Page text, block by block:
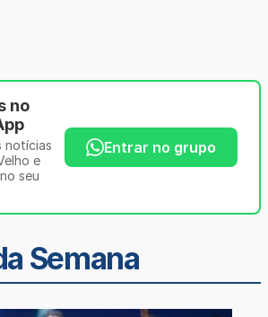
no
notícias
e
seu
Entrar no grupo
Semana